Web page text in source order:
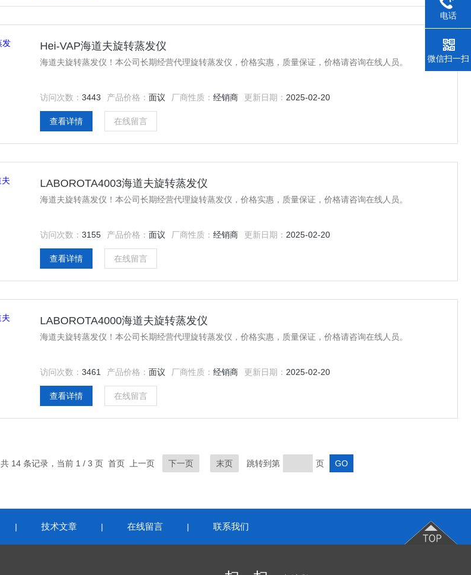
Hei-VAP海道夫旋转蒸发仪
海道夫旋转蒸发仪！本公司长期经营代理旋转蒸发仪，价格实惠，质量保证，价格请咨询在线人员。
访问次数： 3443 产品价格： 面议 厂商性质： 经销商 更新日期： 2025-02-20
查看详情 在线留言
LABOROTA4003海道夫旋转蒸发仪
海道夫旋转蒸发仪！本公司长期经营代理旋转蒸发仪，价格实惠，质量保证，价格请咨询在线人员。
访问次数： 3155 产品价格： 面议 厂商性质： 经销商 更新日期： 2025-02-20
查看详情 在线留言
LABOROTA4000海道夫旋转蒸发仪
海道夫旋转蒸发仪！本公司长期经营代理旋转蒸发仪，价格实惠，质量保证，价格请咨询在线人员。
访问次数： 3461 产品价格： 面议 厂商性质： 经销商 更新日期： 2025-02-20
查看详情 在线留言
共 14 条记录，当前 1 / 3 页 首页 上一页 下一页 末页 跳转到第 页
| 技术文章 | 在线留言 | 联系我们
电话
微信扫一扫